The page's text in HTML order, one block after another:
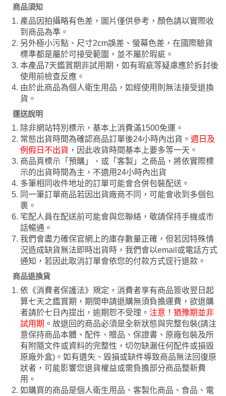
商品須知
產品因拍攝略有色差，圖片僅供參考，顏色請以實際收
到商品為準。
另外極小污點、尺寸2cm誤差、螢幕色差，在國際驗貨
標準都是屬於可接受範圍，並不屬於瑕疵。
本產品7天鑑賞期非試用期，如有瑕疵等疑慮應於拆封後
使用前檢查反應。
由於此商品為個人衛生用品，如經使用則無法接受退換
貨。
運送說明
除非網站特別標示，基本上消費滿1500免運。
常態出貨時間為確認商品訂單後24小時內出貨。 週日及
例假日不出貨 ，因此收貨時間基本上要多等一天。
商品頁標示「預購」、或「客製」之商品，將依實際標
示的出貨時間為主，不適用24小時內出貨
多筆相同收件地址的訂單可能會合併包裝配送。
同一筆訂單商品若因出貨廠商不同，可能會收到多個包
裹。
宅配人員在配送前可能會與您聯絡，敬請保持手機或市
話暢通。
我們會盡力確保官網上的庫存數量正確，但若因特殊情
況造成缺貨無法即時出貨時，我們會以email或電話方式
通知，若因此取消訂單會依您的付款方式逕行退款。
商品退換貨
依《消費者保護法》規定，消費者享有商品簽收翌日起
算七天之鑑賞期，期間申請退購無須負擔運費，欲退購
者請於七日內提出，逾期恕不受理。 注意！猶豫期並非
試用期 。故退回的商品必須是全新狀態與完整包裝(請注
意保持商品本體、配件、贈品、保證書、原廠包裝及所
有附隨文件或資料的完整性，切勿缺漏任何配件或損毀
原廠外盒)。如有遺失、毀損或缺件導致商品無法回復原
狀者，可能影響您退貨權益或需負擔部分商品整新費
用。
如購買的商品是個人衛生用品、客製化商品、食品、電